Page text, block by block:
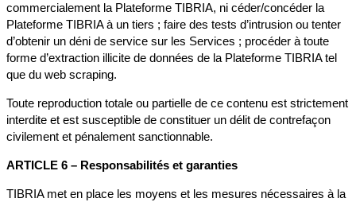
commercialement la Plateforme TIBRIA, ni céder/concéder la
Plateforme TIBRIA à un tiers ; faire des tests d’intrusion ou tenter
d’obtenir un déni de service sur les Services ; procéder à toute
forme d’extraction illicite de données de la Plateforme TIBRIA tel
que du web scraping.
Toute reproduction totale ou partielle de ce contenu est strictement
interdite et est susceptible de constituer un délit de contrefaçon
civilement et pénalement sanctionnable.
ARTICLE 6 – Responsabilités et garanties
TIBRIA met en place les moyens et les mesures nécessaires à la